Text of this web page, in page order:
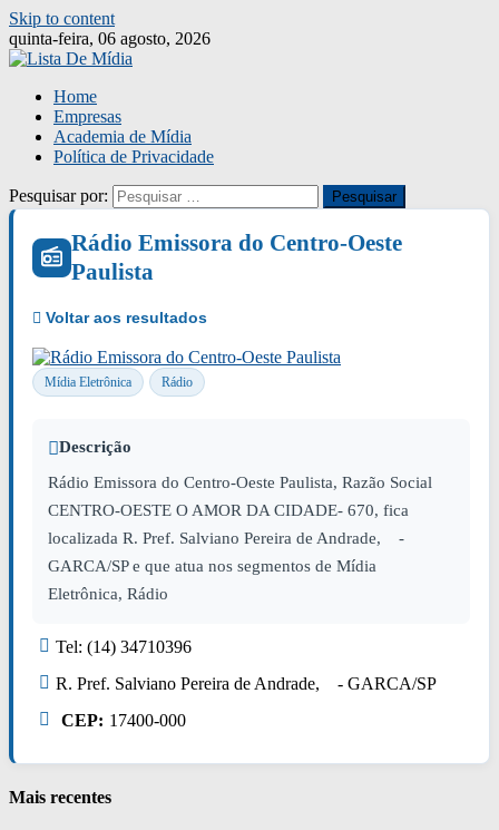
Skip to content
quinta-feira, 06 agosto, 2026
Home
Empresas
Academia de Mídia
Política de Privacidade
Pesquisar por:
Rádio Emissora do Centro-Oeste
Paulista
Mídia Eletrônica Rádio
Descrição
Rádio Emissora do Centro-Oeste Paulista, Razão Social
CENTRO-OESTE O AMOR DA CIDADE- 670, fica
localizada R. Pref. Salviano Pereira de Andrade, -
GARCA/SP e que atua nos segmentos de Mídia
Eletrônica, Rádio
Tel: (14) 34710396
R. Pref. Salviano Pereira de Andrade, - GARCA/SP
CEP: 17400-000
Mais recentes